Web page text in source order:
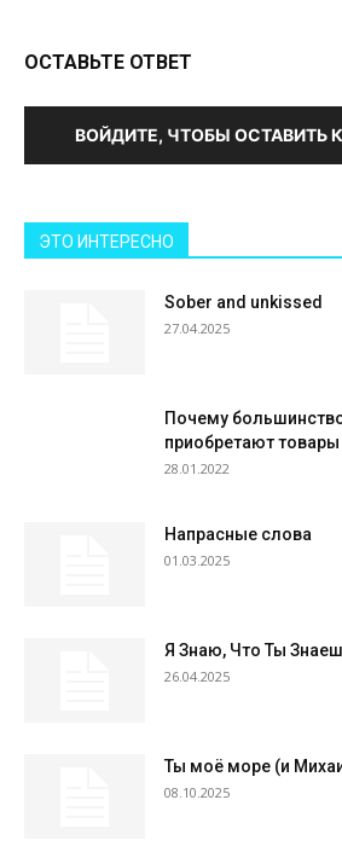
ОСТАВЬТЕ ОТВЕТ
ВОЙДИТЕ, ЧТОБЫ ОСТАВИТЬ
ЭТО ИНТЕРЕСНО
Sober and unkissed
27.04.2025
Почему
приобретают
28.01.2022
Напрасные слова
01.03.2025
Я Знаю, Что Ты
26.04.2025
Ты моё море (и
08.10.2025